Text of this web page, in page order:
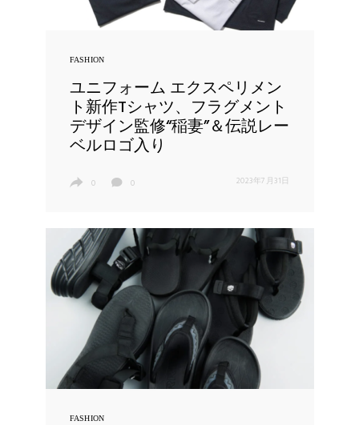
FASHION
ユニフォーム エクスペリメン
ト新作Tシャツ、フラグメント
デザイン監修“稲妻”＆伝説レー
ベルロゴ入り
0 0 2023年7月31日
FASHION